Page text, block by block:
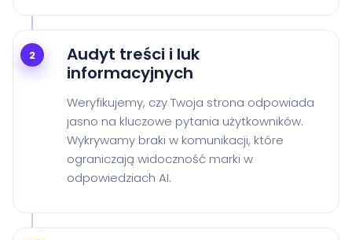
2
Audyt treści i luk
informacyjnych
Weryfikujemy, czy Twoja strona odpowiada
jasno na kluczowe pytania użytkowników.
Wykrywamy braki w komunikacji, które
ograniczają widoczność marki w
odpowiedziach AI.